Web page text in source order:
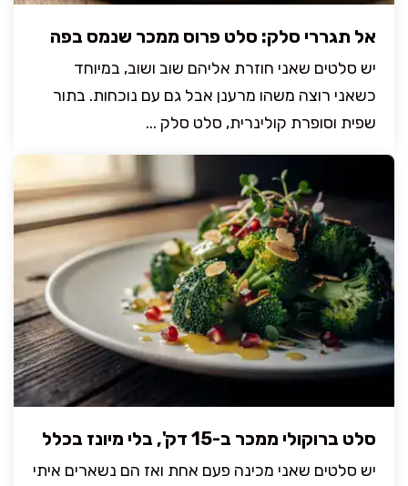
אל תגררי סלק: סלט פרוס ממכר שנמס בפה
יש סלטים שאני חוזרת אליהם שוב ושוב, במיוחד
כשאני רוצה משהו מרענן אבל גם עם נוכחות. בתור
שפית וסופרת קולינרית, סלט סלק ...
סלט ברוקולי ממכר ב-15 דק', בלי מיונז בכלל
יש סלטים שאני מכינה פעם אחת ואז הם נשארים איתי